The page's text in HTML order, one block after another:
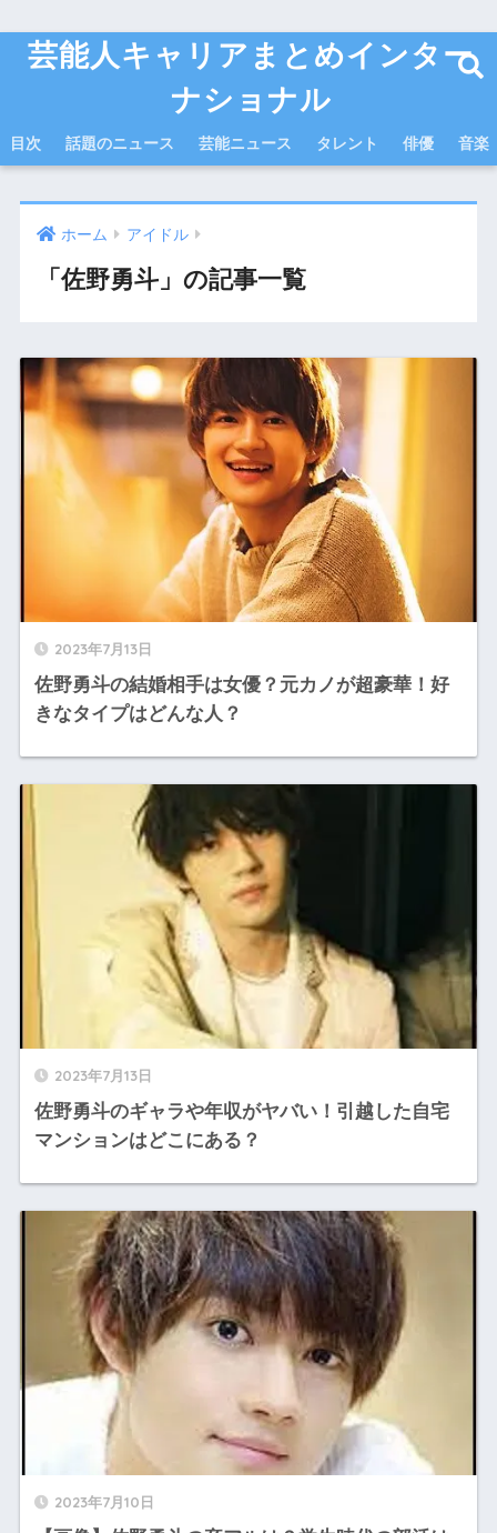
芸能人キャリアまとめインター
ナショナル
目次 話題のニュース 芸能ニュース タレント 俳優 音楽
ホーム アイドル
「佐野勇斗」の記事一覧
2023年7月13日
佐野勇斗の結婚相手は女優？元カノが超豪華！好
きなタイプはどんな人？
2023年7月13日
佐野勇斗のギャラや年収がヤバい！引越した自宅
マンションはどこにある？
2023年7月10日